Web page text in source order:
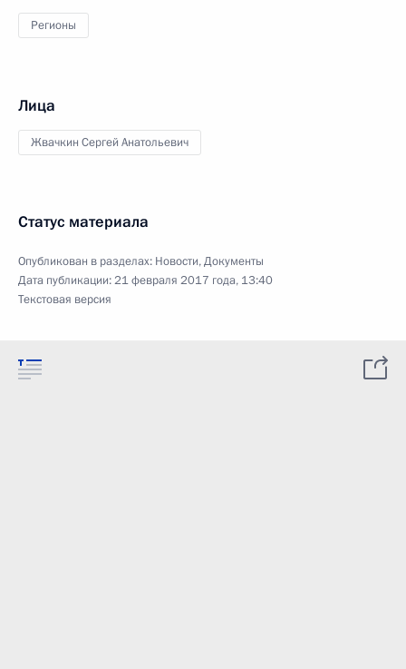
Регионы
Лица
Жвачкин Сергей Анатольевич
Статус материала
Опубликован в разделах: Новости,Документы
Дата публикации:21 февраля 2017 года, 13:40
Текстовая версия